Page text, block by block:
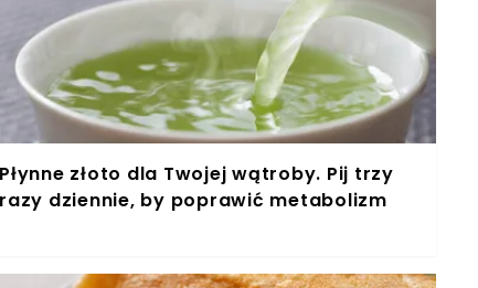
Płynne złoto dla Twojej wątroby. Pij trzy
razy dziennie, by poprawić metabolizm